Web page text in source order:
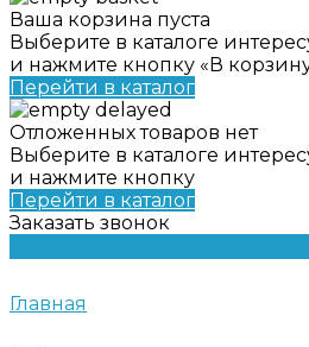
Ваша корзина пуста
Выберите в каталоге
и нажмите кнопку «В
Перейти в каталог
Отложенных товаров нет
Выберите в каталоге
и нажмите кнопку
Перейти в каталог
Заказать звонок
Главная